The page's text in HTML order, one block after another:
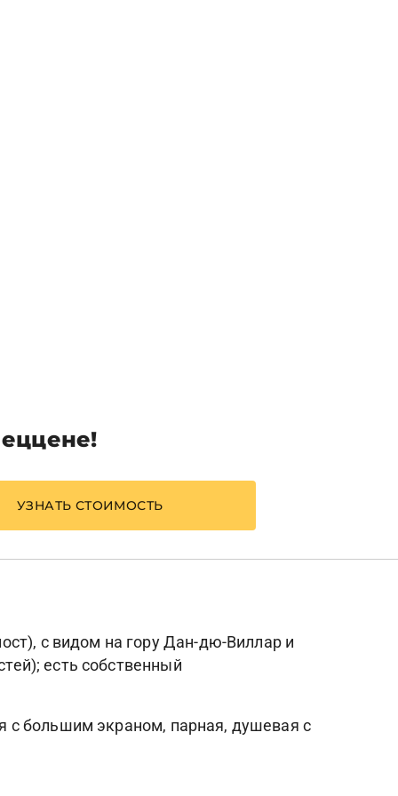
УЗНАТЬ СТОИМОСТЬ
с видом на гору Дан-дю-Виллар и
есть собственный
с большим экраном, парная, душевая с